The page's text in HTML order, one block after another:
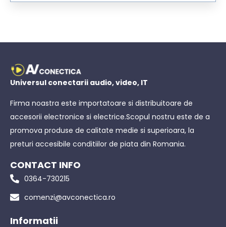
Universul conectarii audio, video, IT
Firma noastra este importatoare si distribuitoare de
accesorii electronice si electrice.Scopul nostru este de a
promova produse de calitate medie si superioara, la
preturi accesibile conditiilor de piata din Romania.
CONTACT INFO
0364-730215
comenzi@avconectica.ro
Informatii